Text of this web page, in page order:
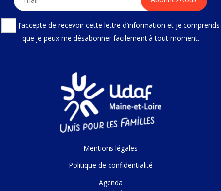
J’accepte de recevoir cette lettre d’information et je comprends
que je peux me désabonner facilement à tout moment.
Mentions légales
Politique de confidentialité
Agenda